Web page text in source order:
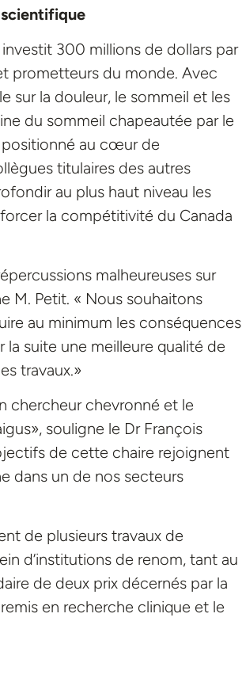
300 millions de dollars par
prometteurs du monde. Avec
sur la douleur, le sommeil et les
du sommeil chapeautée par le
positionné au cœur de
titulaires des autres
au plus haut niveau les
la compétitivité du Canada
malheureuses sur
M. Petit. « Nous souhaitons
au minimum les conséquences
suite une meilleure qualité de
travaux.»
chercheur chevronné et le
souligne le Dr François
de cette chaire rejoignent
dans un de nos secteurs
de plusieurs travaux de
d’institutions de renom, tant au
de deux prix décernés par la
en recherche clinique et le